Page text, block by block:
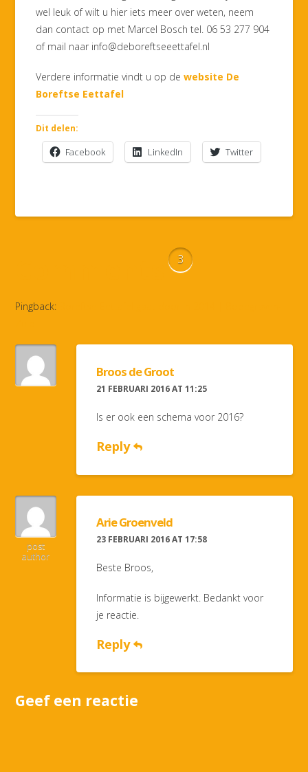
wel leuk of wilt u hier iets meer over weten, neem
dan contact op met Marcel Bosch tel. 06 53 277 904
of mail naar info@deboreftseeettafel.nl
Verdere informatie vindt u op dewebsite De
Boreftse Eettafel
Dit delen:
Facebook LinkedIn Twitter
3
Pingback:
Broos de Groot
21 FEBRUARI 2016 AT 11:25
Is er ook een schema voor 2016?
Reply
post
author
Arie Groenveld
23 FEBRUARI 2016 AT 17:58
Beste Broos,
Informatie is bijgewerkt. Bedankt voor
je reactie.
Reply
Geef een reactie